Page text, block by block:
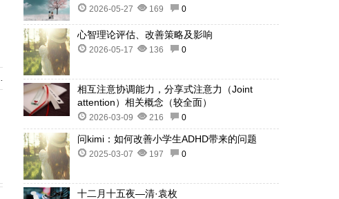
2026-05-27 169 0
心智理论评估、改善策略及影响
2026-05-17 136 0
相互注意协调能力，分享式注意力（Joint
attention）相关概念（较全面）
2026-03-09 216 0
问kimi：如何改善小学生ADHD带来的问题
2025-03-07 197 0
十二月十五夜—清·袁枚